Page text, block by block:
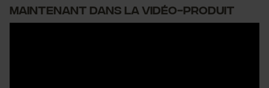
MAINTENANT DANS LA VIDÉO-PRODUIT